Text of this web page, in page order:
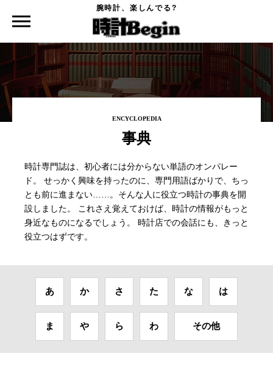
腕時計、楽しんでる?
ENCYCLOPEDIA
事典
時計専門誌は、初心者には分からない単語のオンパレー
ド。
せっかく興味を持ったのに、専門用語ばかりで、ちっ
とも前に進まない……。 そんな人に役立つ時計の事典を開
設しました。
これさえ覚えておけば、時計の情報がもっと
身近なものになるでしょう。
時計店での会話にも、きっと
役立つはずです。
あ か さ た な は
ま や ら わ その他